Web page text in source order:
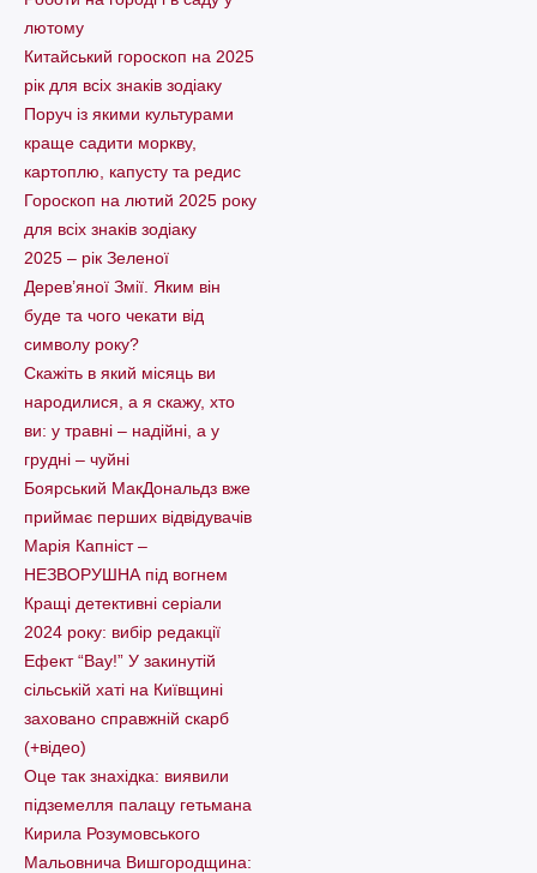
лютому
Китайський гороскоп на 2025
рік для всіх знаків зодіаку
Поруч із якими культурами
краще садити моркву,
картоплю, капусту та редис
Гороскоп на лютий 2025 року
для всіх знаків зодіаку
2025 – рік Зеленої
Дерев’яної Змії. Яким він
буде та чого чекати від
символу року?
Скажіть в який місяць ви
народилися, а я скажу, хто
ви: у травні – надійні, а у
грудні – чуйні
Боярський МакДональдз вже
приймає перших відвідувачів
Марія Капніст –
НЕЗВОРУШНА під вогнем
Кращі детективні серіали
2024 року: вибір редакції
Ефект “Вау!” У закинутій
сільській хаті на Київщині
заховано справжній скарб
(+відео)
Оце так знахідка: виявили
підземелля палацу гетьмана
Кирила Розумовського
Мальовнича Вишгородщина: